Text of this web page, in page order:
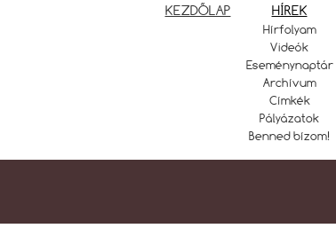
KEZDŐLAP HÍREK
Hírfolyam
Videók
Eseménynaptár
Archívum
Címkék
Pályázatok
Benned bízom!